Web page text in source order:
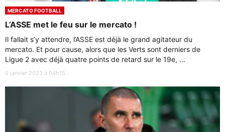
MERCATO FOOTBALL
L’ASSE met le feu sur le mercato !
Il fallait s’y attendre, l’ASSE est déjà le grand agitateur du
mercato. Et pour cause, alors que les Verts sont derniers de
Ligue 2 avec déjà quatre points de retard sur le 19e, ...
5 janvier 2023 à 04h15